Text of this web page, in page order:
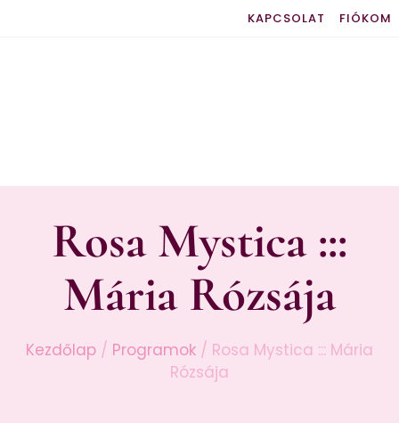
KAPCSOLAT FIÓKOM
Rosa Mystica :::
Mária Rózsája
Kezdőlap / Programok / Rosa Mystica ::: Mária
Rózsája